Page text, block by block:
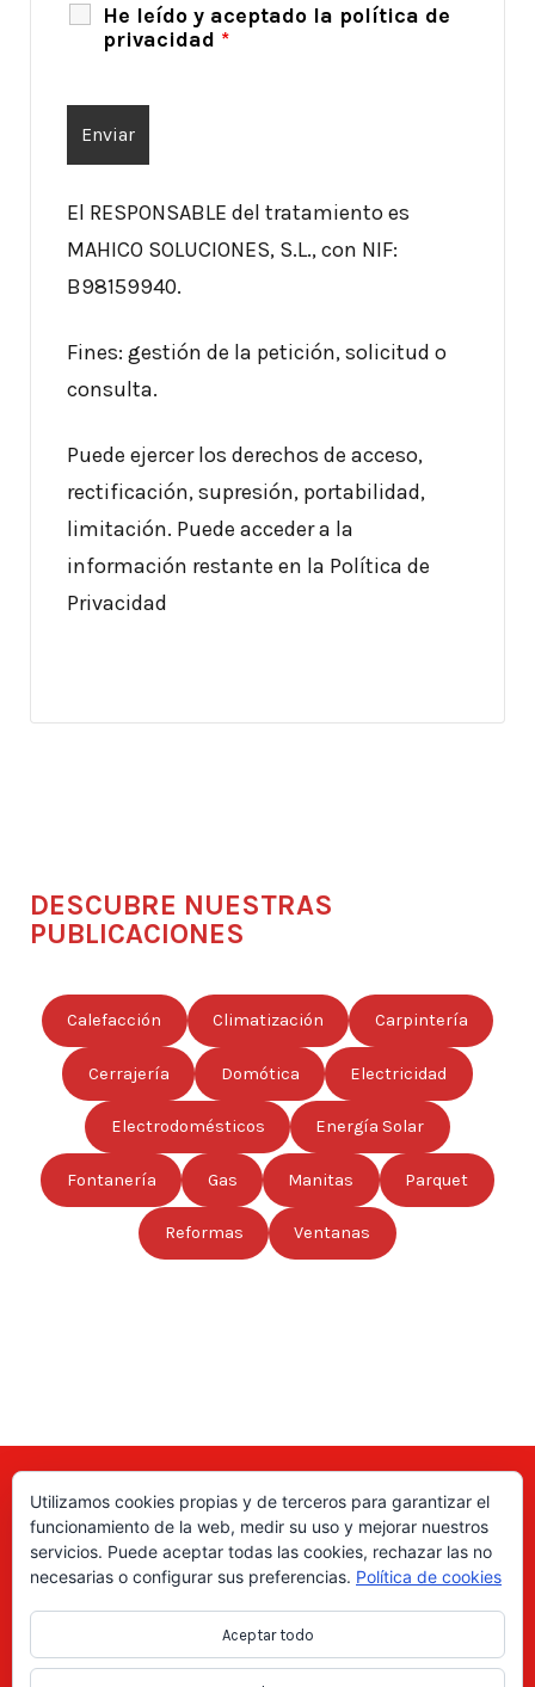
He leído y aceptado la política de
privacidad *
El RESPONSABLE del tratamiento es
MAHICO SOLUCIONES, S.L., con NIF:
B98159940.
Fines: gestión de la petición, solicitud o
consulta.
Puede ejercer los derechos de acceso,
rectificación, supresión, portabilidad,
limitación. Puede acceder a la
información restante en la Política de
Privacidad
DESCUBRE NUESTRAS
PUBLICACIONES
Calefacción Climatización Carpintería
Cerrajería Domótica Electricidad
Electrodomésticos Energía Solar
Fontanería Gas Manitas Parquet
Reformas Ventanas
Aquí puede encontrar las direcciones de empresas, autónomos,
fabricantes locales, asociaciones, etc; de todo el país. ¡Valore sus
productos y servicios para ayudar a los usuarios a tomar la decisión
ofertas de trabajo y empleo que se anuncian en el directorio y
consiga trabajos según le interese, en los anuncios locales.
Utilizamos cookies propias y de terceros para garantizar el
funcionamiento de la web, medir su uso y mejorar nuestros
servicios. Puede aceptar todas las cookies, rechazar las no
necesarias o configurar sus preferencias. Política de cookies
Aceptar todo